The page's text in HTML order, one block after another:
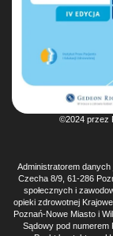
©2024 przez
Administratorem
Czecha 8/9, 61-286
społecznych i
opieki zdrowotnej
Poznań-Nowe Miasto i
Sądowy pod numerem